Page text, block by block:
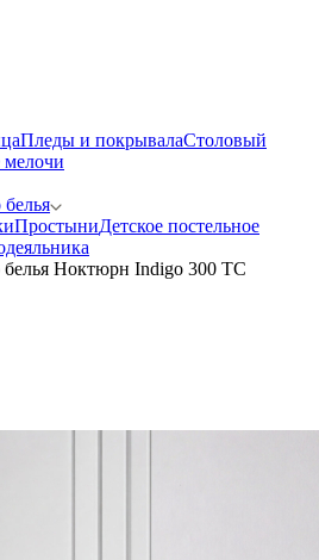
Пледы и покрывалаСтоловый
ПростыниДетское постельное
белья Ноктюрн Indigo 300 ТС